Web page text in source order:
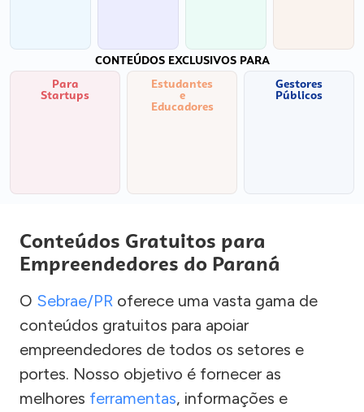
CONTEÚDOS EXCLUSIVOS PARA
Para
Startups
Estudantes
e
Educadores
Gestores
Públicos
Conteúdos Gratuitos para
Empreendedores do Paraná
O Sebrae/PR oferece uma vasta gama de
conteúdos gratuitos para apoiar
empreendedores de todos os setores e
portes. Nosso objetivo é fornecer as
melhores ferramentas, informações e